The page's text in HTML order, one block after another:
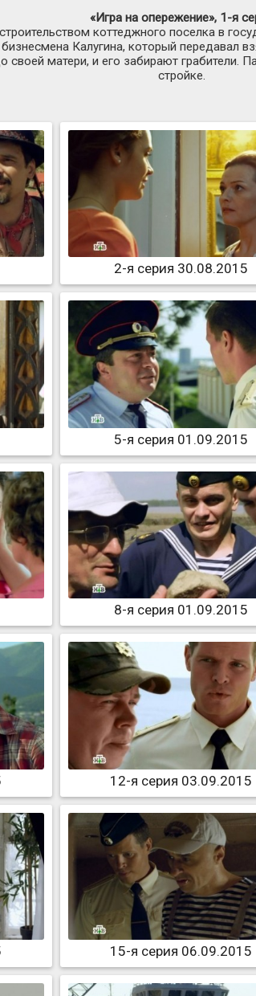
«Игра на опережение», 1-я
коттеджного поселка в
Калугина, который передавал
матери, и его забирают грабители.
стройке.
2-я серия 30.08.2015
5-я серия 01.09.2015
8-я серия 01.09.2015
12-я серия 03.09.2015
15-я серия 06.09.2015